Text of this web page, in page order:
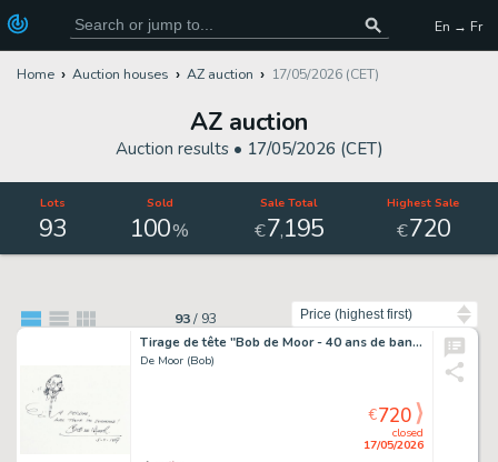
En → Fr
Home Auction houses AZ auction 17/05/2026 (CET)
AZ auction
Auction results • 17/05/2026 (CET)
Lots
93
Sold
100%
Sale Total
€7,195
Highest Sale
€720
93/ 93
Tirage de tête "Bob de Moor - 40 ans de bande…
De Moor (Bob)
closed
17/05/2026
€720